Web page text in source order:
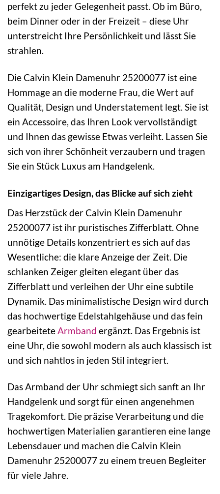
perfekt zu jeder Gelegenheit passt. Ob im Büro,
beim Dinner oder in der Freizeit – diese Uhr
unterstreicht Ihre Persönlichkeit und lässt Sie
strahlen.
Die Calvin Klein Damenuhr 25200077 ist eine
Hommage an die moderne Frau, die Wert auf
Qualität, Design und Understatement legt. Sie ist
ein Accessoire, das Ihren Look vervollständigt
und Ihnen das gewisse Etwas verleiht. Lassen Sie
sich von ihrer Schönheit verzaubern und tragen
Sie ein Stück Luxus am Handgelenk.
Einzigartiges Design, das Blicke auf sich zieht
Das Herzstück der Calvin Klein Damenuhr
25200077 ist ihr puristisches Zifferblatt. Ohne
unnötige Details konzentriert es sich auf das
Wesentliche: die klare Anzeige der Zeit. Die
schlanken Zeiger gleiten elegant über das
Zifferblatt und verleihen der Uhr eine subtile
Dynamik. Das minimalistische Design wird durch
das hochwertige Edelstahlgehäuse und das fein
gearbeitete Armband ergänzt. Das Ergebnis ist
eine Uhr, die sowohl modern als auch klassisch ist
und sich nahtlos in jeden Stil integriert.
Das Armband der Uhr schmiegt sich sanft an Ihr
Handgelenk und sorgt für einen angenehmen
Tragekomfort. Die präzise Verarbeitung und die
hochwertigen Materialien garantieren eine lange
Lebensdauer und machen die Calvin Klein
Damenuhr 25200077 zu einem treuen Begleiter
für viele Jahre.